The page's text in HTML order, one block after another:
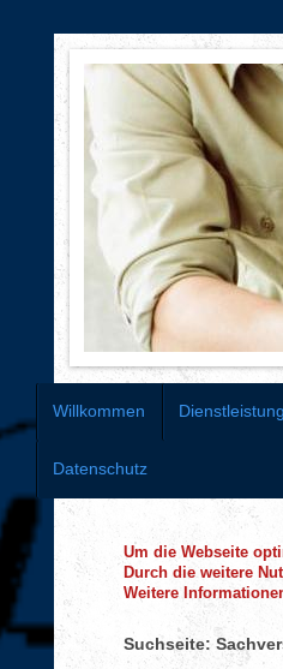
Willkommen
Datenschutz
Um die Webseite
Durch die weitere
Weitere
Suchseite: